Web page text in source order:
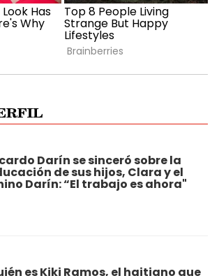
Darín se sinceró sobre la
de sus hijos, Clara y el
Darín: “El trabajo es ahora"
es Kiki Ramos, el haitiano que